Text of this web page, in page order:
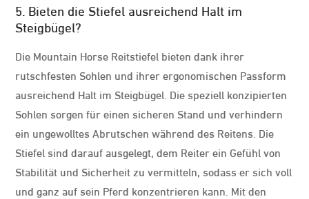
5. Bieten die Stiefel ausreichend Halt im
Steigbügel?
Die Mountain Horse Reitstiefel bieten dank ihrer
rutschfesten Sohlen und ihrer ergonomischen Passform
ausreichend Halt im Steigbügel. Die speziell konzipierten
Sohlen sorgen für einen sicheren Stand und verhindern
ein ungewolltes Abrutschen während des Reitens. Die
Stiefel sind darauf ausgelegt, dem Reiter ein Gefühl von
Stabilität und Sicherheit zu vermitteln, sodass er sich voll
und ganz auf sein Pferd konzentrieren kann. Mit den